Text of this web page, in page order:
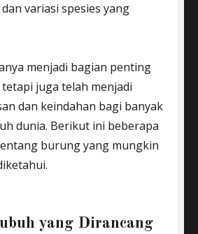
variasi spesies yang
menjadi bagian penting
juga telah menjadi
dan keindahan bagi banyak
dunia. Berikut ini beberapa
burung yang mungkin
yang Dirancang